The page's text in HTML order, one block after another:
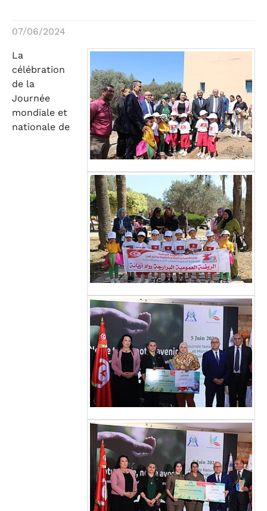
07/06/2024
La
célébration
de la
Journée
mondiale et
nationale de